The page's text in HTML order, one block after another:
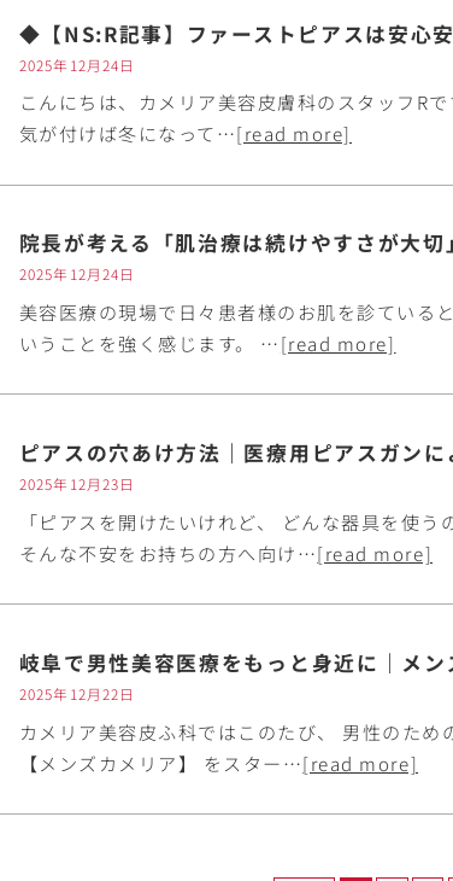
◆【NS:R記事】ファーストピアスは安心
2025年12月24日
こんにちは、カメリア美容皮膚科のスタッフR
気が付けば冬になって…[read more]
院長が考える「肌治療は続けやすさが大
2025年12月24日
美容医療の現場で日々患者様のお肌を診ている
いうことを強く感じます。 …[read more]
ピアスの穴あけ方法｜医療用ピアスガン
2025年12月23日
「ピアスを開けたいけれど、 どんな器具を使
そんな不安をお持ちの方へ向け…[read more]
2025年12月22日
カメリア美容皮ふ科ではこのたび、 男性のた
【メンズカメリア】 をスター…[read more]